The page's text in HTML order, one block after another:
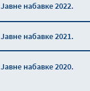
Јавне набавке 2022.
Јавне набавке 2021.
Јавне набавке 2020.